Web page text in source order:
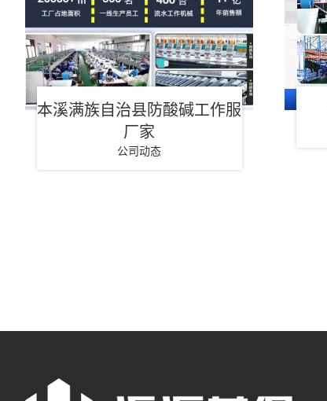
本溪满族自治县防酸碱工作服
厂家
公司动态